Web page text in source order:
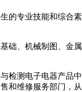
的专业技能和综合
、机械制图、金
检测电子电器产品
和维修服务部门，